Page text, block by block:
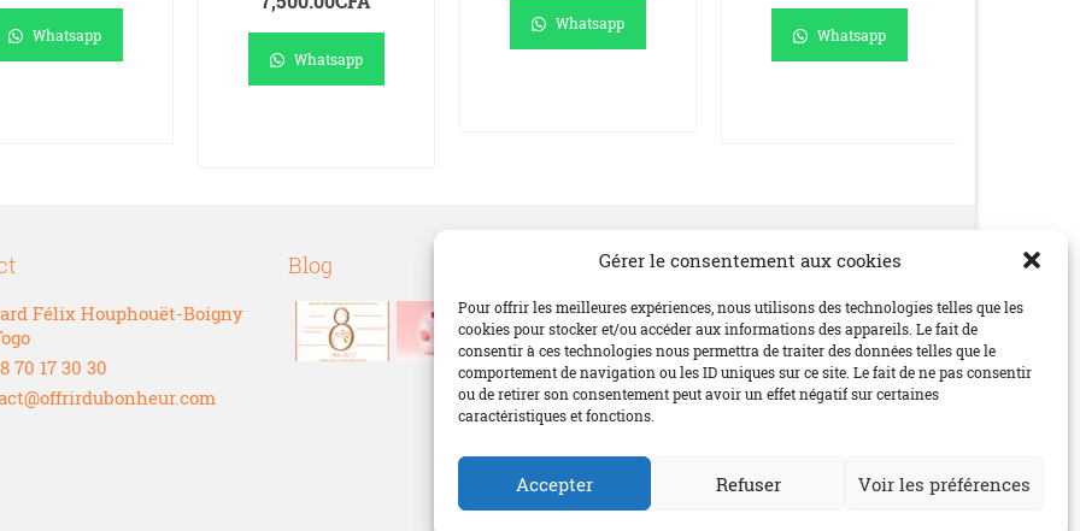
Gérer le consentement aux cookies
Pour offrir les meilleures expériences, nous utilisons des technologies telles que les
cookies pour stocker et/ou accéder aux informations des appareils. Le fait de
consentir à ces technologies nous permettra de traiter des données telles que le
comportement de navigation ou les ID uniques sur ce site. Le fait de ne pas consentir
ou de retirer son consentement peut avoir un effet négatif sur certaines
caractéristiques et fonctions.
Accepter Refuser Voir les préférences
Whatsapp
Whatsapp
Whatsapp
Whatsapp
Félix Houphouët-Boigny
70 17 30 30
Blog Social